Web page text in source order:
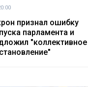
признал ошибку
парламента и
"коллективное